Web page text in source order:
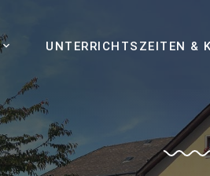
UNTERRICHTSZEITEN &